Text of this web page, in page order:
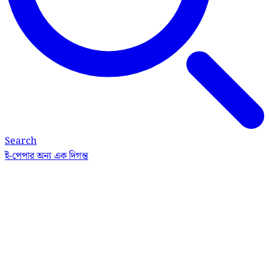
Search
ই-পেপারঅন্য এক দিগন্ত